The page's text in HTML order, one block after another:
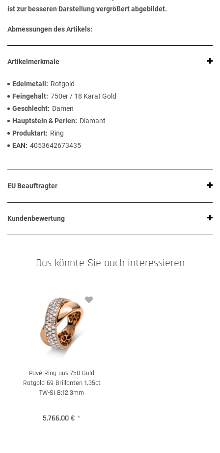
ist zur besseren Darstellung vergrößert abgebildet.
Abmessungen des Artikels:
Artikelmerkmale
Edelmetall
Rotgold
Feingehalt 750er / 18 Karat Gold
Geschlecht
Damen
Hauptstein & Perlen
Diamant
Produktart
Ring
EAN
4053642673435
EU Beauftragter
Kundenbewertung
Das könnte Sie auch interessieren
Pavé Ring aus 750 Gold
Rotgold 69 Brillanten 1,35ct
TW-SI B:12,3mm
5.766,00 € *